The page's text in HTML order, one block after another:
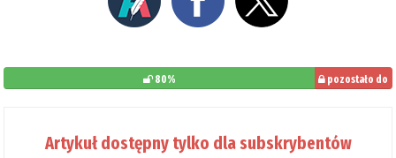
80%
pozostało do
Artykuł dostępny tylko dla subskrybentów